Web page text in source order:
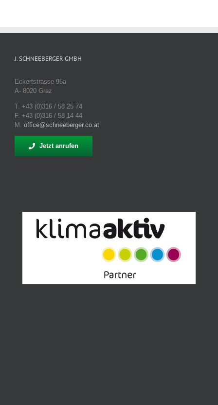
J. SCHNEEBERGER GMBH
Eckertstrasse 95a
A- 8020 Graz
T. +43 (0)316 / 58 25 74
F. +43 (0)316 / 58 14 44
M. office@schneeberger.co.at
Jetzt anrufen